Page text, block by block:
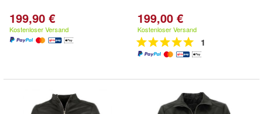
199,90 €
Kostenloser Versand
199,00 €
Kostenloser Versand
1